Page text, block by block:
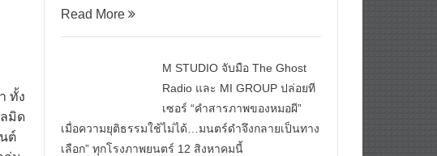
ทั้ง
มิด
ต์
Read More
M STUDIO จับมือ The Ghost
Radio และ MI GROUP ปล่อยที
เซอร์ “คำสารภาพของหมอผี”
เมื่อความยุติธรรมใช้ไม่ได้…มนตร์ดำจึงกลายเป็นทาง
เลือก” ทุกโรงภาพยนตร์ 12 สิงหาคมนี้